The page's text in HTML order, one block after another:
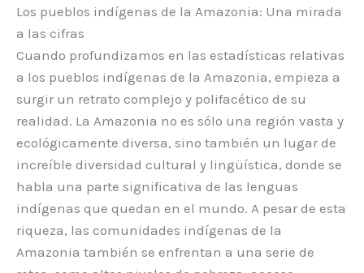
Los pueblos indígenas de la Amazonia: Una mirada
a las cifras
Cuando profundizamos en las estadísticas relativas
a los pueblos indígenas de la Amazonia, empieza a
surgir un retrato complejo y polifacético de su
realidad. La Amazonia no es sólo una región vasta y
ecológicamente diversa, sino también un lugar de
increíble diversidad cultural y lingüística, donde se
habla una parte significativa de las lenguas
indígenas que quedan en el mundo. A pesar de esta
riqueza, las comunidades indígenas de la
Amazonia también se enfrentan a una serie de